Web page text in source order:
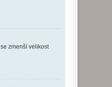
zmenší velikost